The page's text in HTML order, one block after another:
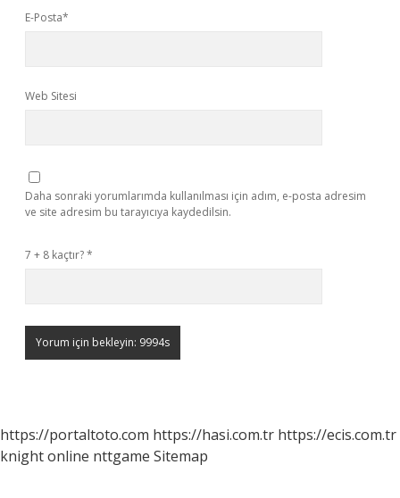
E-Posta*
Web Sitesi
Daha sonraki yorumlarımda kullanılması için adım, e-posta adresim
ve site adresim bu tarayıcıya kaydedilsin.
7 + 8 kaçtır?*
https://portaltoto.com https://hasi.com.tr https://ecis.com.tr
knight online nttgame Sitemap